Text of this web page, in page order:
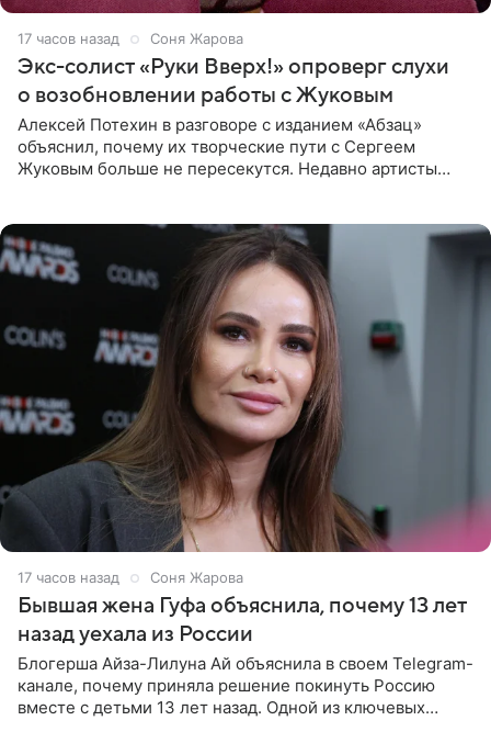
17 часов назад Соня Жарова
Экс-солист «Руки Вверх!» опроверг слухи
о возобновлении работы с Жуковым
Алексей Потехин в разговоре с изданием «Абзац»
объяснил, почему их творческие пути с Сергеем
Жуковым больше не пересекутся. Недавно артисты
17 часов назад Соня Жарова
Бывшая жена Гуфа объяснила, почему 13 лет
назад уехала из России
Блогерша Айза-Лилуна Ай объяснила в своем Telegram-
канале, почему приняла решение покинуть Россию
вместе с детьми 13 лет назад. Одной из ключевых